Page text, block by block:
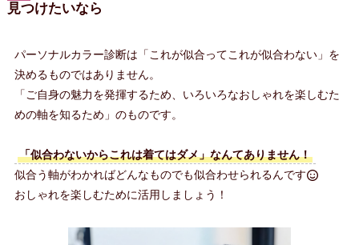
見つけたいなら
パーソナルカラー診断は「これが似合ってこれが似合わない」を
決めるものではありません。
「ご自身の魅力を発揮するため、いろいろなおしゃれを楽しむた
めの軸を知るため」のものです。
「似合わないからこれは着てはダメ」なんてありません！
似合う軸がわかればどんなものでも似合わせられるんです
おしゃれを楽しむために活用しましょう！